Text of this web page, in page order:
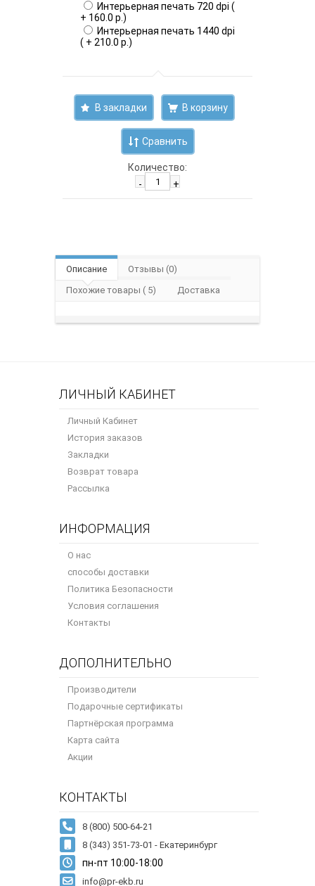
Интерьерная печать 720 dpi (
+ 160.0 р.)
Интерьерная печать 1440 dpi
( + 210.0 р.)
В закладки
Сравнить
Количество:
-
+
Описание
Отзывы (0)
Похожие товары ( 5)
Доставка
ЛИЧНЫЙ КАБИНЕТ
Личный Кабинет
История заказов
Закладки
Возврат товара
Рассылка
ИНФОРМАЦИЯ
О нас
способы доставки
Политика Безопасности
Условия соглашения
Контакты
ДОПОЛНИТЕЛЬНО
Производители
Подарочные сертификаты
Партнёрская программа
Карта сайта
Акции
КОНТАКТЫ
8 (343) 351-73-01 - Екатеринбург
пн-пт 10:00-18:00
info@pr-ekb.ru